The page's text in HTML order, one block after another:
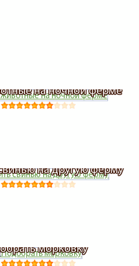
на ночной ферме
на другую ферму
морковку